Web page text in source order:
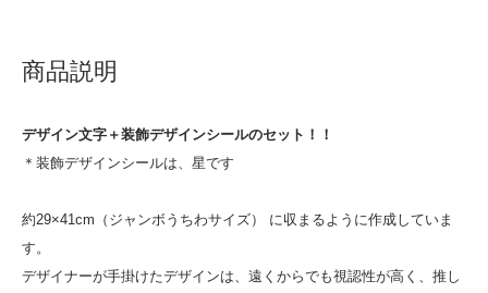
商品説明
デザイン文字＋装飾デザインシールのセット！！
＊装飾デザインシールは、星です
約29×41cm（ジャンボうちわサイズ） に収まるように作成していま
す。
デザイナーが手掛けたデザインは、遠くからでも視認性が高く、推し